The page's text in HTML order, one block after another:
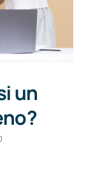
un